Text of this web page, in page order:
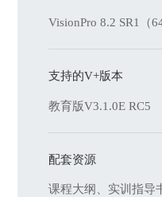
VisionPro 8.2 SR1（
支持的V+版本
教育版V3.1.0E RC5
配套资源
课程大纲、实训指导